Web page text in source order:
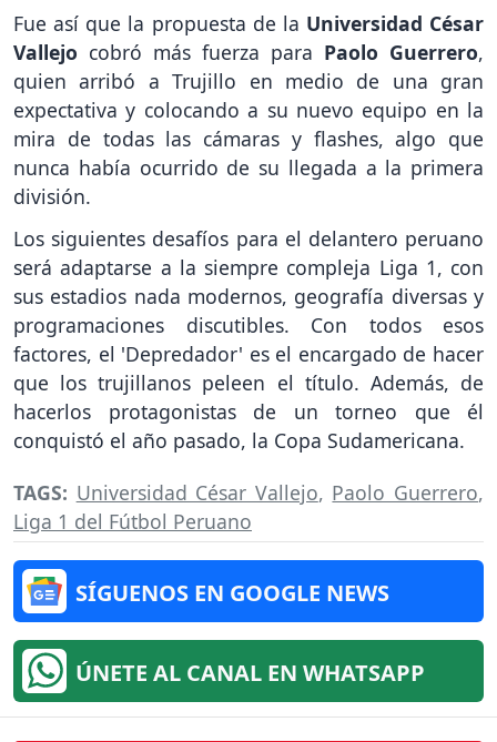
Fue así que la propuesta de la Universidad César
Vallejo cobró más fuerza para Paolo Guerrero,
quien arribó a Trujillo en medio de una gran
expectativa y colocando a su nuevo equipo en la
mira de todas las cámaras y flashes, algo que
nunca había ocurrido de su llegada a la primera
división.
Los siguientes desafíos para el delantero peruano
será adaptarse a la siempre compleja Liga 1, con
sus estadios nada modernos, geografía diversas y
programaciones discutibles. Con todos esos
factores, el 'Depredador' es el encargado de hacer
que los trujillanos peleen el título. Además, de
hacerlos protagonistas de un torneo que él
conquistó el año pasado, la Copa Sudamericana.
TAGS: Universidad César Vallejo, Paolo Guerrero,
Liga 1 del Fútbol Peruano
SÍGUENOS EN GOOGLE NEWS
ÚNETE AL CANAL EN WHATSAPP